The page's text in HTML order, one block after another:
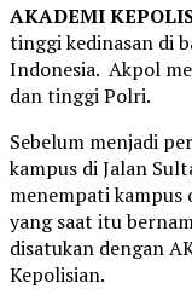
AKADEMI
tinggi kedinasan di
Indonesia. Akpol
dan tinggi Polri.
Sebelum menjadi
kampus di Jalan
menempati kampus
yang saat itu
disatukan dengan
Kepolisian.